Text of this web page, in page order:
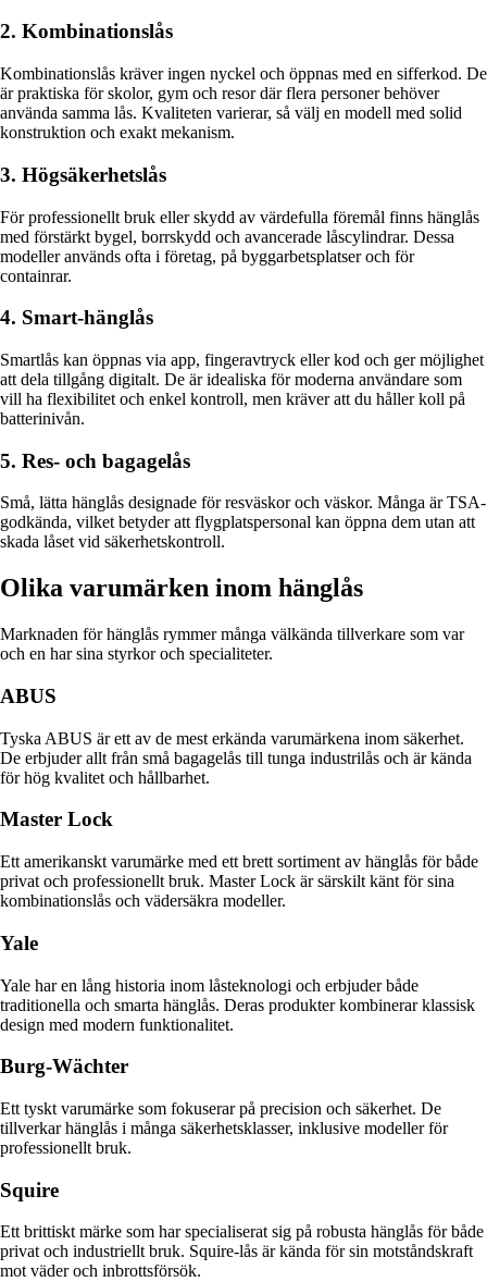
2. Kombinationslås
Kombinationslås kräver ingen nyckel och öppnas med en sifferkod. De
är praktiska för skolor, gym och resor där flera personer behöver
använda samma lås. Kvaliteten varierar, så välj en modell med solid
konstruktion och exakt mekanism.
3. Högsäkerhetslås
För professionellt bruk eller skydd av värdefulla föremål finns hänglås
med förstärkt bygel, borrskydd och avancerade låscylindrar. Dessa
modeller används ofta i företag, på byggarbetsplatser och för
containrar.
4. Smart-hänglås
Smartlås kan öppnas via app, fingeravtryck eller kod och ger möjlighet
att dela tillgång digitalt. De är idealiska för moderna användare som
vill ha flexibilitet och enkel kontroll, men kräver att du håller koll på
batterinivån.
5. Res- och bagagelås
Små, lätta hänglås designade för resväskor och väskor. Många är TSA-
godkända, vilket betyder att flygplatspersonal kan öppna dem utan att
skada låset vid säkerhetskontroll.
Olika varumärken inom hänglås
Marknaden för hänglås rymmer många välkända tillverkare som var
och en har sina styrkor och specialiteter.
ABUS
Tyska ABUS är ett av de mest erkända varumärkena inom säkerhet.
De erbjuder allt från små bagagelås till tunga industrilås och är kända
för hög kvalitet och hållbarhet.
Master Lock
Ett amerikanskt varumärke med ett brett sortiment av hänglås för både
privat och professionellt bruk. Master Lock är särskilt känt för sina
kombinationslås och vädersäkra modeller.
Yale
Yale har en lång historia inom låsteknologi och erbjuder både
traditionella och smarta hänglås. Deras produkter kombinerar klassisk
design med modern funktionalitet.
Burg-Wächter
Ett tyskt varumärke som fokuserar på precision och säkerhet. De
tillverkar hänglås i många säkerhetsklasser, inklusive modeller för
professionellt bruk.
Squire
Ett brittiskt märke som har specialiserat sig på robusta hänglås för både
privat och industriellt bruk. Squire-lås är kända för sin motståndskraft
mot väder och inbrottsförsök.